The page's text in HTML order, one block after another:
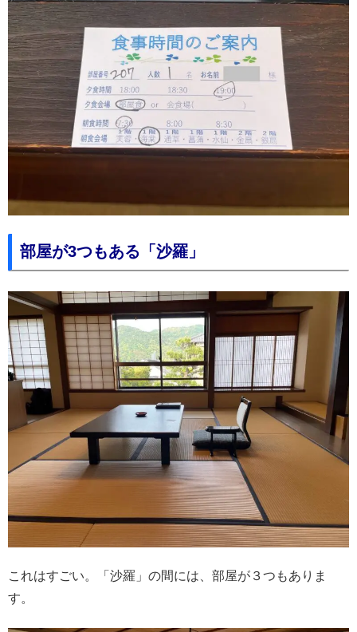
部屋が3つもある「沙羅」
これはすごい。「沙羅」の間には、部屋が３つもありま
す。